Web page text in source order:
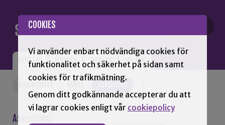
COOKIES
Vi använder enbart nödvändiga cookies för
funktionalitet och säkerhet på sidan samt
cookies för trafikmätning.
Genom ditt godkännande accepterar du att
vi lagrar cookies enligt vår cookiepolicy
NYHETER OPINION TIDNING OM SNN
ASKERSUND
Askersund